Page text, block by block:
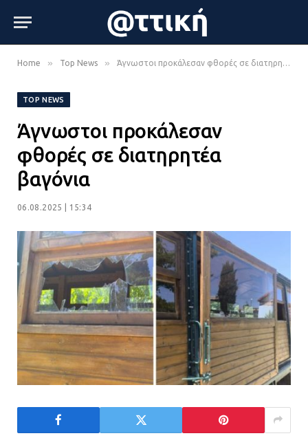
Home » Top News » Άγνωστοι προκάλεσαν φθορές σε διατηρητέα βαγόνια
TOP NEWS
Άγνωστοι προκάλεσαν
φθορές σε διατηρητέα
βαγόνια
06.08.2025 | 15:34